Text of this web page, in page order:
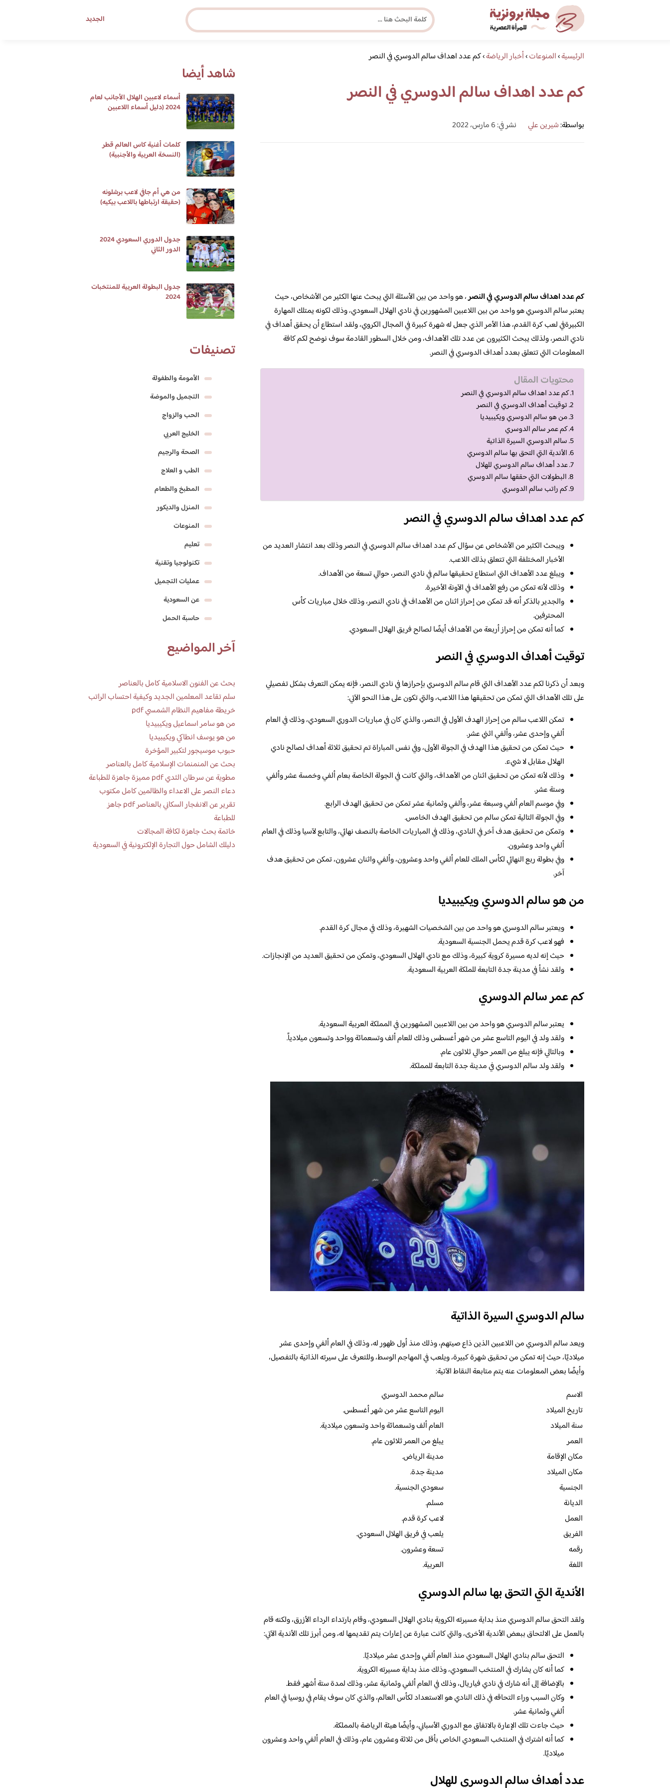
الجديد
مجلة برونزية للفتاة العصرية
ابحث عن أي موضوع يهمك
الرئيسية›المنوعات›أخبار الرياضة›كم عدد اهداف سالم الدوسري في النصر
كم عدد اهداف سالم الدوسري في النصر
بواسطة:شيرين علي نشر في: 6 مارس، 2022
كم عدد اهداف سالم الدوسري في النصر، هو واحد من بين الأسئلة التي يبحث عنها الكثير من الأشخاص، حيث
يعتبر سالم الدوسري هو واحد من بين اللاعبين المشهورين في نادي الهلال السعودي، وذلك لكونه يمتلك المهارة
الكبيرةفي لعب كرة القدم، هذا الأمر الذي جعل له شهرة كبيرة في المجال الكروي، ولقد استطاع أن يحقق أهداف في
نادي النصر، ولذلك يبحث الكثيرون عن عدد تلك الأهداف، ومن خلال السطور القادمة سوف نوضح لكم كافة
المعلومات التي تتعلق بعدد أهداف الدوسري في النصر.
محتويات المقال
كم عدد اهداف سالم الدوسري في النصر
توقيت أهداف الدوسري في النصر
من هو سالم الدوسري ويكيبيديا
كم عمر سالم الدوسري
سالم الدوسري السيرة الذاتية
الأندية التي التحق بها سالم الدوسري
عدد أهداف سالم الدوسري للهلال
البطولات التي حققها سالم الدوسري
كم راتب سالم الدوسري
كم عدد اهداف سالم الدوسري في النصر
ويبحث الكثير من الأشخاص عن سؤال كم عدد اهداف سالم الدوسري في النصر وذلك بعد انتشار العديد من
الأخبار المختلفة التي تتعلق بذلك اللاعب.
ويبلغ عدد الأهداف التي استطاع تحقيقها سالم في نادي النصر، حوالي تسعة من الأهداف.
وذلك لأنه تمكن من رفع الأهداف في الآونة الأخيرة.
والجدير بالذكر أنه قد تمكن من إحراز اثنان من الأهداف في نادي النصر، وذلك خلال مباريات كأس
المحترفين.
كما أنه تمكن من إحراز أربعة من الأهداف أيضًا لصالح فريق الهلال السعودي.
توقيت أهداف الدوسري في النصر
وبعد أن ذكرنا لكم عدد الأهداف التي قام سالم الدوسري بإحرازها في نادي النصر، فإنه يمكن التعرف بشكل تفصيلي
على تلك الأهداف التي تمكن من تحقيقها هذا اللاعب، والتي تكون على هذا النحو الآتي:
تمكن اللاعب سالم من إحراز الهدف الأول في النصر، والذي كان في مباريات الدوري السعودي، وذلك في العام
ألفي وإحدى عشر، وألفي اثني عشر.
حيث تمكن من تحقيق هذا الهدف في الجولة الأولى، وفي نفس المباراة تم تحقيق ثلاثة أهداف لصالح نادي
الهلال مقابل لا شيء.
وذلك لأنه تمكن من تحقيق اثنان من الأهداف، والتي كانت في الجولة الخاصة بعام ألفي وخمسة عشر وألفي
وستة عشر.
وفي موسم العام ألفي وسبعة عشر، وألفي وثمانية عشر تمكن من تحقيق الهدف الرابع.
وفي الجولة التالية تمكن سالم من تحقيق الهدف الخامس.
وتمكن من تحقيق هدف آخر في النادي، وذلك في المباريات الخاصة بالنصف نهائي، والتابع لآسيا وذلك في العام
ألفي واحد وعشرون.
وفي بطولة ربع النهائي لكأس الملك للعام ألفي واحد وعشرون، وألفي واثنان عشرون، تمكن من تحقيق هدف
آخر.
من هو سالم الدوسري ويكيبيديا
ويعتبر سالم الدوسري هو واحد من بين الشخصيات الشهيرة، وذلك في مجال كرة القدم.
فهو لاعب كرة قدم يحمل الجنسية السعودية.
حيث إنه لديه مسيرة كروية كبيرة، وذلك مع نادي الهلال السعودي، وتمكن من تحقيق العديد من الإنجازات.
ولقد نشأ في مدينة جدة التابعة للملكة العربية السعودية.
كم عمر سالم الدوسري
يعتبر سالم الدوسري هو واحد من بين اللاعبين المشهورين في المملكة العربية السعودية.
ولقد ولد في اليوم التاسع عشر من شهر أغسطس وذلك للعام ألف وتسعمائة وواحد وتسعون ميلادياً.
وبالتالي فإنه يبلغ من العمر حوالي ثلاثون عام.
ولقد ولد سالم الدوسري في مدينة جدة التابعة للمملكة.
سالم الدوسري السيرة الذاتية
ويعد سالم الدوسري من اللاعبين الذين ذاع صيتهم، وذلك منذ أول ظهور له، وذلك في العام ألفي وإحدى عشر
ميلاديًا، حيث إنه تمكن من تحقيق شهرة كبيرة، ويلعب في المهاجم الوسط، وللتعرف على سيرته الذاتية بالتفصيل،
وأيضًا بعض المعلومات عنه يتم متابعة النقاط الآتية:
الاسم
سالم محمد الدوسري
تاريخ الميلاد
اليوم التاسع عشر من شهر أغسطس.
سنة الميلاد
العام ألف وتسعمائة واحد وتسعون ميلادية.
العمر
يبلغ من العمر ثلاثون عام.
مكان الإقامة
مدينة الرياض.
مكان الميلاد
مدينة جدة.
الجنسية
سعودي الجنسية.
الديانة
مسلم.
العمل
لاعب كرة قدم.
الفريق
يلعب في فريق الهلال السعودي.
رقمه
تسعة وعشرون.
اللغة
العربية.
الأندية التي التحق بها سالم الدوسري
ولقد التحق سالم الدوسري منذ بداية مسيرته الكروية بنادي الهلال السعودي، وقام بارتداء الرداء الأزرق، ولكنه قام
بالعمل على الالتحاق ببعض الأندية الأخرى، والتي كانت عبارة عن إعارات يتم تقديمها له، ومن أبرز تلك الأندية الآتي:
التحق سالم بنادي الهلال السعودي منذ العام ألفي وإحدى عشر ميلاديًا.
كما أنه كان يشارك في المنتخب السعودي، وذلك منذ بداية مسيرته الكروية.
بالإضافة إلى أنه شارك في نادي فياريال، وذلك في العام ألفي وثمانية عشر، وذلك لمدة ستة أشهر فقط.
وكان السبب وراء التحاقه في ذلك النادي هو الاستعداد لكأس العالم، والذي كان سوف يقام في روسيا في العام
ألفي وثمانية عشر.
حيث جاءت تلك الإعارة بالاتفاق مع الدوري الأسباني، وأيضًا هيئة الرياضة بالمملكة.
كما أنه اشترك في المنتخب السعودي الخاص بأقل من ثلاثة وعشرون عام، وذلك في العام ألفي واحد وعشرون
ميلاديًا.
عدد أهداف سالم الدوسري للهلال
شاهد أيضا
أسماء لاعبين الهلال الأجانب لعام
2024 (دليل أسماء اللاعبين
كلمات أغنية كاس العالم قطر
(النسخة العربية والأجنبية)
من هي أم جافي لاعب برشلونه
(حقيقة ارتباطها باللاعب بيكيه)
جدول الدوري السعودي 2024
الدور الثاني
جدول البطولة العربية للمنتخبات
2024
تصنيفات
الأمومة والطفولة
التجميل والموضة
الحب والزواج
الخليج العربي
الصحة والرجيم
الطب و العلاج
المطبخ والطعام
المنزل والديكور
المنوعات
تعليم
تكنولوجيا وتقنية
عمليات التجميل
عن السعودية
حاسبة الحمل
آخر المواضيع
بحث عن الفنون الاسلامية كامل بالعناصر
سلم تقاعد المعلمين الجديد وكيفية احتساب الراتب
خريطة مفاهيم النظام الشمسي pdf
من هو سامر اسماعيل ويكيبيديا
من هو يوسف انطاكي ويكيبيديا
حبوب موسيجور لتكبير المؤخرة
بحث عن المنمنمات الإسلامية كامل بالعناصر
مطوية عن سرطان الثدي pdf مميزة جاهزة للطباعة
دعاء النصر على الاعداء والظالمين كامل مكتوب
تقرير عن الانفجار السكاني بالعناصر pdf جاهز
للطباعة
خاتمة بحث جاهزة لكافة المجالات
دليلك الشامل حول التجارة الإلكترونية في السعودية